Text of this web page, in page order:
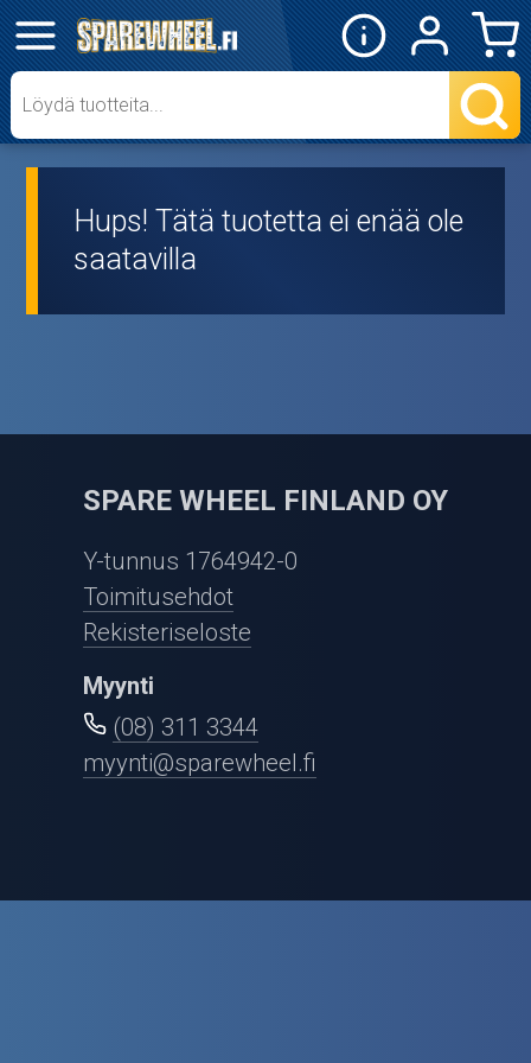
✕
Mopon osat
Skootterin osat
Crossipyörän osat
Ajovarusteet
Nastarenkaat
Renkaat ja vanteet
Öljyt ja kemikaalit
Outlet-tuotteet
Hups! Tätä tuotetta ei enää ole
saatavilla
SPARE WHEEL FINLAND OY
Y-tunnus 1764942-0
Toimitusehdot
Rekisteriseloste
Myynti
(08) 311 3344
myynti@sparewheel.fi